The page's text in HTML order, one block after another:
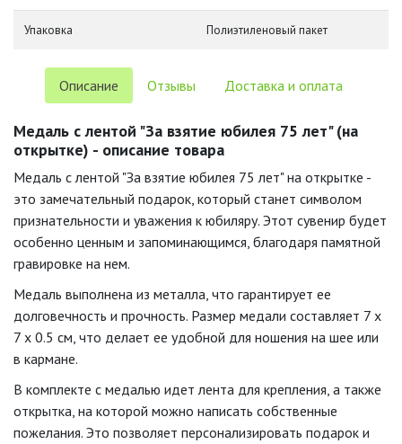
Упаковка Полиэтиленовый пакет
Описание Отзывы Доставка и оплата
Медаль с лентой "За взятие юбилея 75 лет" (на
открытке) - описание товара
Медаль с лентой "За взятие юбилея 75 лет" на открытке -
это замечательный подарок, который станет символом
признательности и уважения к юбиляру. Этот сувенир будет
особенно ценным и запоминающимся, благодаря памятной
гравировке на нем.
Медаль выполнена из металла, что гарантирует ее
долговечность и прочность. Размер медали составляет 7 x
7 x 0.5 см, что делает ее удобной для ношения на шее или
в кармане.
В комплекте с медалью идет лента для крепления, а также
открытка, на которой можно написать собственные
пожелания. Это позволяет персонализировать подарок и